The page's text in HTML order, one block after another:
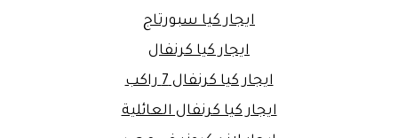
ايجار كيا سبورتاج
ايجار كيا كرنفال
ايجار كيا كرنفال 7 راكب
ايجار كيا كرنفال العائلية